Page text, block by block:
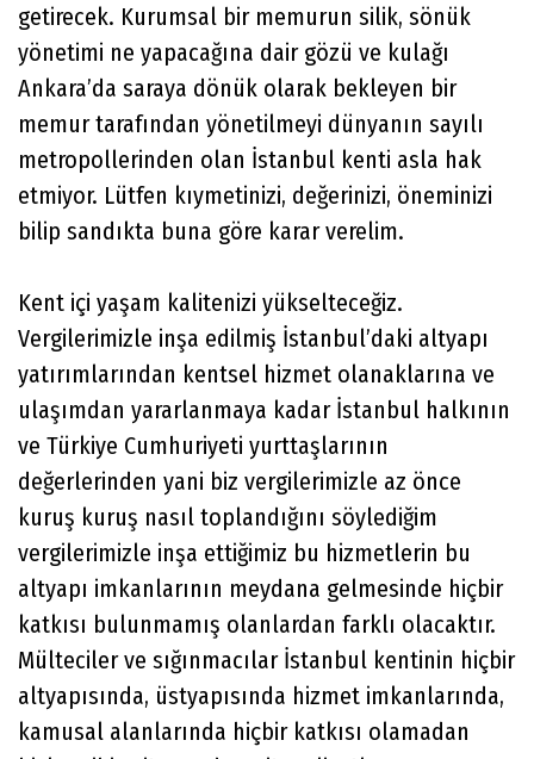
getirecek. Kurumsal bir memurun silik, sönük
yönetimi ne yapacağına dair gözü ve kulağı
Ankara’da saraya dönük olarak bekleyen bir
memur tarafından yönetilmeyi dünyanın sayılı
metropollerinden olan İstanbul kenti asla hak
etmiyor. Lütfen kıymetinizi, değerinizi, öneminizi
bilip sandıkta buna göre karar verelim.
Kent içi yaşam kalitenizi yükselteceğiz.
Vergilerimizle inşa edilmiş İstanbul’daki altyapı
yatırımlarından kentsel hizmet olanaklarına ve
ulaşımdan yararlanmaya kadar İstanbul halkının
ve Türkiye Cumhuriyeti yurttaşlarının
değerlerinden yani biz vergilerimizle az önce
kuruş kuruş nasıl toplandığını söylediğim
vergilerimizle inşa ettiğimiz bu hizmetlerin bu
altyapı imkanlarının meydana gelmesinde hiçbir
katkısı bulunmamış olanlardan farklı olacaktır.
Mülteciler ve sığınmacılar İstanbul kentinin hiçbir
altyapısında, üstyapısında hizmet imkanlarında,
kamusal alanlarında hiçbir katkısı olamadan